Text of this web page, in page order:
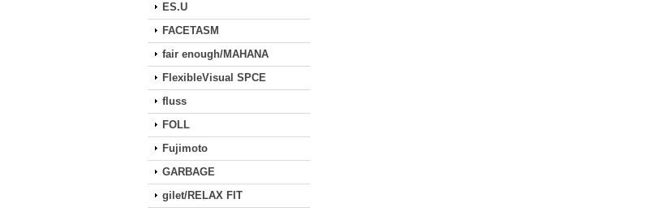
ES.U
FACETASM
fair enough/MAHANA
FlexibleVisual SPCE
fluss
FOLL
Fujimoto
GARBAGE
gilet/RELAX FIT